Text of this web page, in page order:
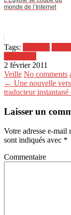
monde de l’Internet
Tags:
2 février 2011
Veille No comments
← Une nouvelle
traducteur
Laisser un
Votre adresse e-mail
sont indiqués avec *
Commentaire